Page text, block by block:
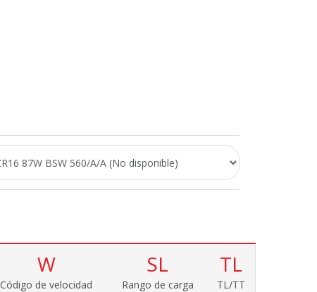
W
Código de velocidad
SL
Rango de carga
TL
TL/TT